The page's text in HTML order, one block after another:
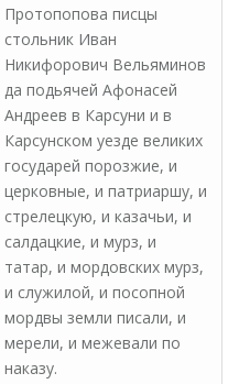
Протопопова писцы
стольник Иван
Никифорович Вельяминов
да подьячей Афонасей
Андреев в Карсуни и в
Карсунском уезде великих
государей порозжие, и
церковные, и патриаршу, и
стрелецкую, и казачьи, и
салдацкие, и мурз, и
татар, и мордовских мурз,
и служилой, и посопной
мордвы земли писали, и
мерели, и межевали по
наказу.